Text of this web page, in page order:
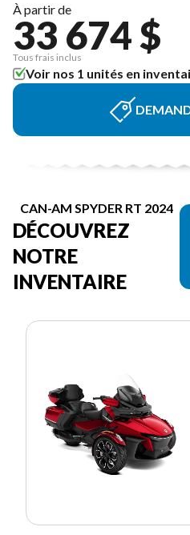
À partir de
33 674 $
Tous frais inclus
Voir nos 1 unités en
CAN-AM SPYDER RT 2024
DÉCOUVREZ
NOTRE
INVENTAIRE